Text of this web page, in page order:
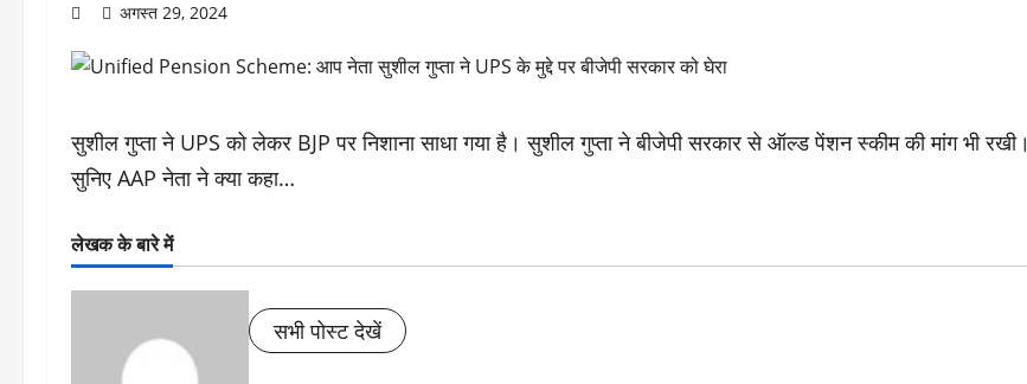
अगस्त 29, 2024
सुशील गुप्ता ने UPS को लेकर BJP पर निशाना साधा गया है। सुशील गुप्ता ने बीजेपी सरकार से ऑल्ड पेंशन स्कीम की मांग भी रखी।
सुनिए AAP नेता ने क्या कहा…
लेखक के बारे में
सभी पोस्ट देखें